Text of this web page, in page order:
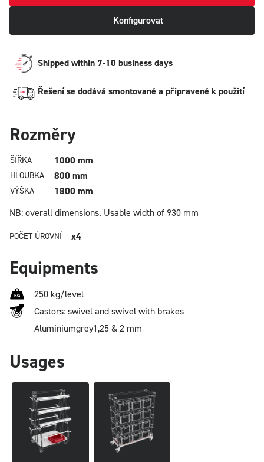
Konfigurovat
Shipped within 7-10 business days
Řešení se dodává smontované a připravené k použití
Rozměry
ŠÍŘKA 1000 mm
HLOUBKA 800 mm
VÝŠKA
1800 mm
NB: overall dimensions. Usable width of 930 mm
POČET ÚROVNÍ x4
Equipments
250 kg/level
Castors: swivel and swivel with brakes
Aluminiumgrey1,25 & 2 mm
Usages